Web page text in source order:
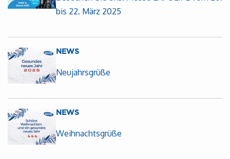
bis 22. März 2025
NEWS
Neujahrsgrüße
NEWS
Weihnachtsgrüße